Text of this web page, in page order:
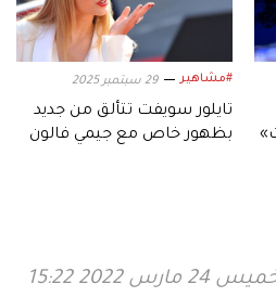
#مشاهير 29 سبتمبر 2025
تايلور سويفت تتألق من جديد
بظهور خاص مع جيمي فالون
24 مارس 2022 15:22